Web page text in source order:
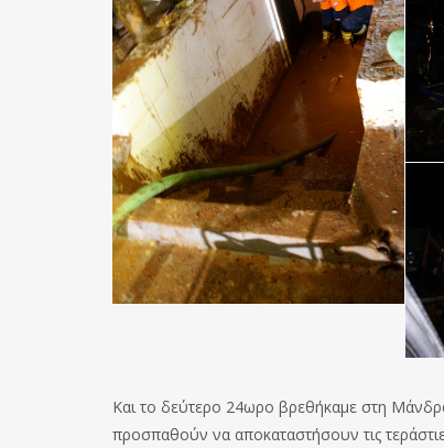
Και το δεύτερο 24ωρο βρεθήκαμε στη
προσπαθούν να αποκαταστήσουν τις